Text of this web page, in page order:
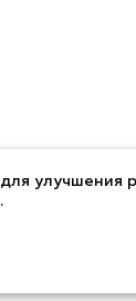
улучшения